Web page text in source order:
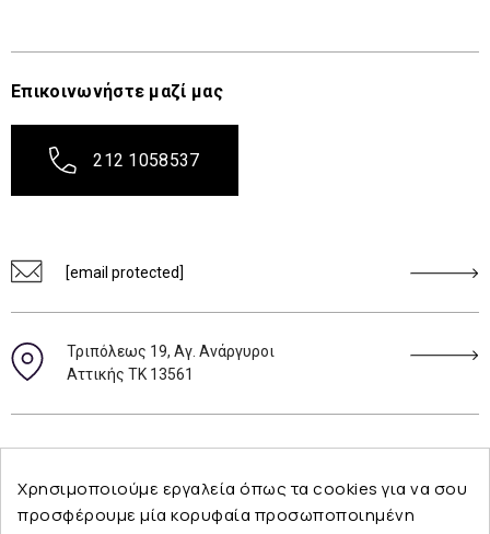
Επικοινωνήστε μαζί μας
212 1058537
[email protected]
Τριπόλεως 19, Αγ. Ανάργυροι
Αττικής ΤΚ 13561
Χρησιμοποιούμε εργαλεία όπως τα cookies για να σου
προσφέρουμε μία κορυφαία προσωποποιημένη